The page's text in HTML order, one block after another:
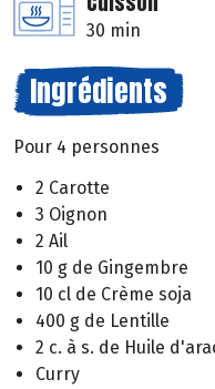
30 min
Ingrédients
Pour 4 personnes
2 Carotte
3 Oignon
2 Ail
10 g de Gingembre
10 cl de Crème soja
400 g de Lentille
2 c. à s. de Huile
Curry